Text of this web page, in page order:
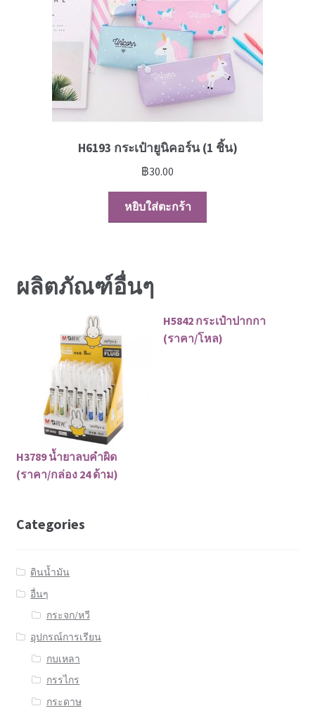
H6193 กระเป๋ายูนิคอร์น (1 ชิ้น)
฿30.00
หยิบใส่ตะกร้า
ผลิตภัณฑ์อื่นๆ
H3789 น้ำยาลบคำผิด
(ราคา/กล่อง 24 ด้าม)
H5842 กระเป๋าปากกา
(ราคา/โหล)
Categories
ดินน้ำมัน
อื่นๆ
กระจก/หวี
อุปกรณ์การเรียน
กบเหลา
กรรไกร
กระดาษ